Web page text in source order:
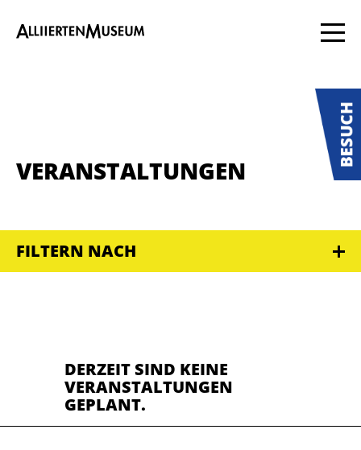
VERANSTALTUNGEN
FILTERN NACH
DERZEIT SIND KEINE
VERANSTALTUNGEN
GEPLANT.